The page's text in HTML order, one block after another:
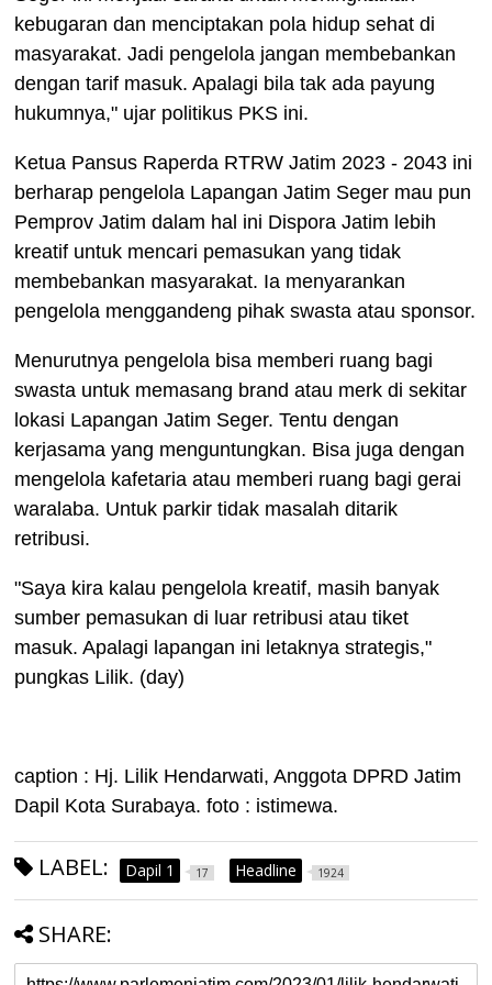
kebugaran dan menciptakan pola hidup sehat di
masyarakat. Jadi pengelola jangan membebankan
dengan tarif masuk. Apalagi bila tak ada payung
hukumnya," ujar politikus PKS ini.
Ketua Pansus Raperda RTRW Jatim 2023 - 2043 ini
berharap pengelola Lapangan Jatim Seger mau pun
Pemprov Jatim dalam hal ini Dispora Jatim lebih
kreatif untuk mencari pemasukan yang tidak
membebankan masyarakat. Ia menyarankan
pengelola menggandeng pihak swasta atau sponsor.
Menurutnya pengelola bisa memberi ruang bagi
swasta untuk memasang brand atau merk di sekitar
lokasi Lapangan Jatim Seger. Tentu dengan
kerjasama yang menguntungkan. Bisa juga dengan
mengelola kafetaria atau memberi ruang bagi gerai
waralaba. Untuk parkir tidak masalah ditarik
retribusi.
"Saya kira kalau pengelola kreatif, masih banyak
sumber pemasukan di luar retribusi atau tiket
masuk. Apalagi lapangan ini letaknya strategis,"
pungkas Lilik. (day)
caption : Hj. Lilik Hendarwati, Anggota DPRD Jatim
Dapil Kota Surabaya. foto : istimewa.
LABEL: Dapil 1 17 Headline 1924
SHARE: